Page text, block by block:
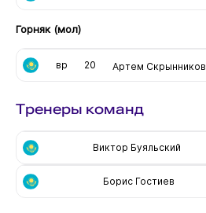
Горняк (мол)
вр 20 Артем Скрынников
Тренеры команд
Виктор Буяльский
Борис Гостиев